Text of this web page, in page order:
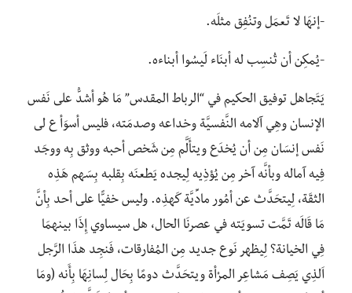
-إنهَا لا تَعمَل وتنُفِق مثلَه.
-يُمكِن أن تُنسِب له أبنَاء لَيسُوا أبناءه.
يَتَجاهل توفيق الحكيم في “الرباط المقدس” مَا هُو أشدُّ على نَفس
الإنسان وهِي آلامه النَّفسيَّة وخداعه وصدمَته، فليس أسوَأ ع لى
نَفس إنسَان مِن أن يُخدَع ويتأَلَّم مِن شَخص أحبه ووثق بِه ووجَد
فِيه آماله وبأنَّه آخر مِن يُؤذِيه لِيجده يَطعنَه بِقلبه بِسَهم هَذِه
الثقَة، لِيتحَدَّث عن أمُور مادِّيَّة كَهذِه. وليس خفيًّا على أحد بِأنَّ
مَا قَالَه تَمَّت تسويَته في عصرنَا الحال، هل سيساوي إِذَا بينهمَا
فِي الخيانة؟ لِيظهر نَوع جديد مِن المُفارقات، فَنجِد هذَا الرَّجل
اَلذِي يَصِف مَشاعِر المرْأة ويتحَدَّث دومًا بِحَال لِسانِهَا بِأَنه (ومَا